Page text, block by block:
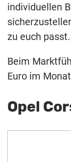
individuellen
zu euch passt.
Beim
Euro im
Opel